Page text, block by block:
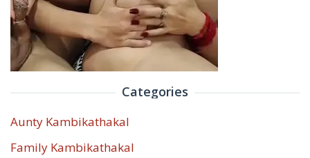
Categories
Aunty Kambikathakal
Family Kambikathakal